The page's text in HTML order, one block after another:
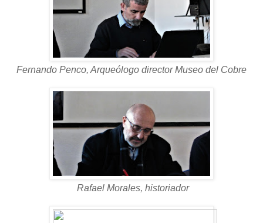
Fernando Penco, Arqueólogo director Museo del Cobre
Rafael Morales, historiador